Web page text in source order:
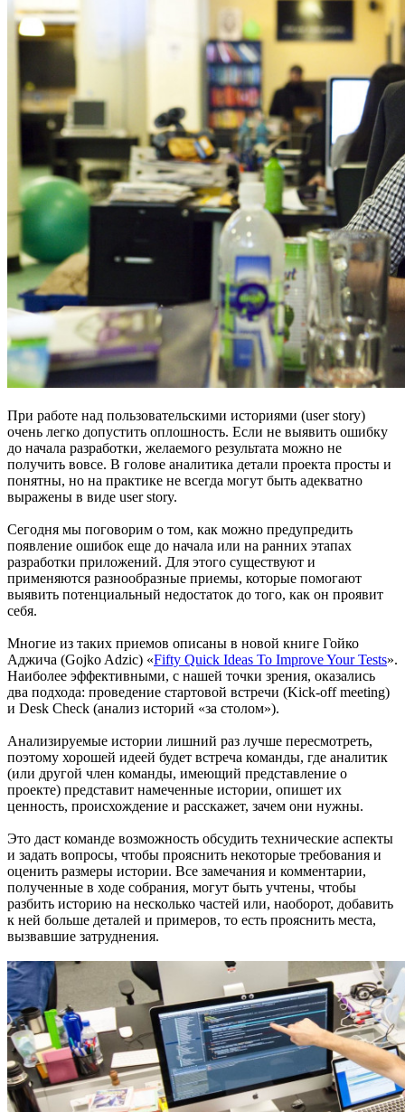
При работе над пользовательскими историями (user story)
очень легко допустить оплошность. Если не выявить ошибку
до начала разработки, желаемого результата можно не
получить вовсе. В голове аналитика детали проекта просты и
понятны, но на практике не всегда могут быть адекватно
выражены в виде user story.
Сегодня мы поговорим о том, как можно предупредить
появление ошибок еще до начала или на ранних этапах
разработки приложений. Для этого существуют и
применяются разнообразные приемы, которые помогают
выявить потенциальный недостаток до того, как он проявит
себя.
Многие из таких приемов описаны в новой книге Гойко
Аджича (Gojko Adzic) «Fifty Quick Ideas To Improve Your Tests».
Наиболее эффективными, с нашей точки зрения, оказались
два подхода: проведение стартовой встречи (Kick-off meeting)
и Desk Check (анализ историй «за столом»).
Анализируемые истории лишний раз лучше пересмотреть,
поэтому хорошей идеей будет встреча команды, где аналитик
(или другой член команды, имеющий представление о
проекте) представит намеченные истории, опишет их
ценность, происхождение и расскажет, зачем они нужны.
Это даст команде возможность обсудить технические аспекты
и задать вопросы, чтобы прояснить некоторые требования и
оценить размеры истории. Все замечания и комментарии,
полученные в ходе собрания, могут быть учтены, чтобы
разбить историю на несколько частей или, наоборот, добавить
к ней больше деталей и примеров, то есть прояснить места,
вызвавшие затруднения.